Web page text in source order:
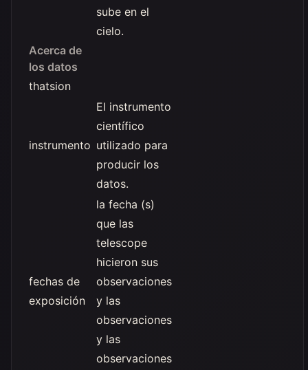
sube en el
cielo.
Acerca de
los datos
thatsion
instrumento
El instrumento
científico
utilizado para
producir los
datos.
fechas de
exposición
la fecha (s)
que las
telescope
hicieron sus
observaciones
y las
observaciones
y las
observaciones